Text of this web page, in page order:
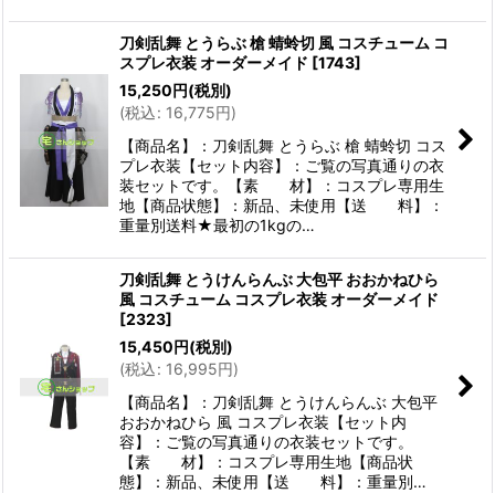
刀剣乱舞 とうらぶ 槍 蜻蛉切 風 コスチューム コ
スプレ衣装 オーダーメイド [1743]
15,250 円(税別)
(税込: 16,775円)
【商品名】：刀剣乱舞 とうらぶ 槍 蜻蛉切 コス
プレ衣装【セット内容】：ご覧の写真通りの衣
装セットです。【素 材】：コスプレ専用生
地【商品状態】：新品、未使用【送 料】：
重量別送料★最初の1kgの…
刀剣乱舞 とうけんらんぶ 大包平 おおかねひら
風 コスチューム コスプレ衣装 オーダーメイド
[2323]
15,450 円(税別)
(税込: 16,995円)
【商品名】：刀剣乱舞 とうけんらんぶ 大包平
おおかねひら 風 コスプレ衣装【セット内
容】：ご覧の写真通りの衣装セットです。
【素 材】：コスプレ専用生地【商品状
態】：新品、未使用【送 料】：重量別…